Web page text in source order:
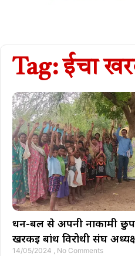
Tag: ईचा
धन-बल से अपनी नाकामी
खरकई बांध विरोधी संघ
14/05/2024 No Comments